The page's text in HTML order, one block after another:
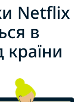
Netflix
в
країни